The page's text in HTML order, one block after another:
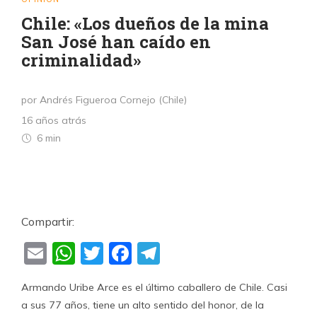
Chile: «Los dueños de la mina
San José han caído en
criminalidad»
por Andrés Figueroa Cornejo (Chile)
16 años atrás
6 min
Compartir:
EmailWhatsApp
TwitterFacebook
Armando Uribe Arce es el último caballero de Chile. Casi
a sus 77 años, tiene un alto sentido del honor, de la